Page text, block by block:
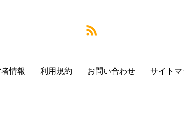
情報 利用規約 お問い合わせ サイト